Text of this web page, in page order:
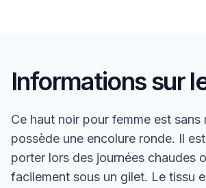
Informations sur
Ce haut noir pour femme est sans
possède une encolure ronde. Il
porter lors des journées chaudes
facilement sous un gilet. Le tissu